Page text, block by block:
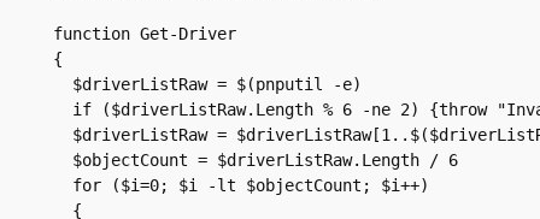
function Get-Driver
{
  $driverListRaw = $(pnputil -e)
if ($driverListRaw.Length % 6 -ne 2) {throw
$driverListRaw =
  $objectCount = $driverListRaw.Length / 6
  for ($i=0; $i -lt $objectCount; $i++)
  {